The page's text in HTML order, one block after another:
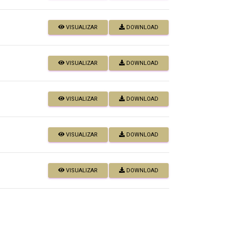
DOWNLOAD
VISUALIZAR
DOWNLOAD
VISUALIZAR
DOWNLOAD
VISUALIZAR
DOWNLOAD
VISUALIZAR
DOWNLOAD
VISUALIZAR